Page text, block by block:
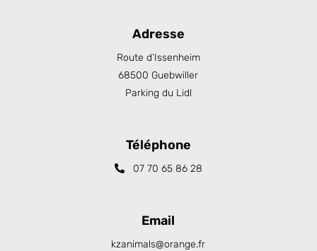
Adresse
Route d’Issenheim
68500 Guebwiller
Parking du Lidl
Téléphone
07 70 65 86 28
Email
kzanimals@orange.fr